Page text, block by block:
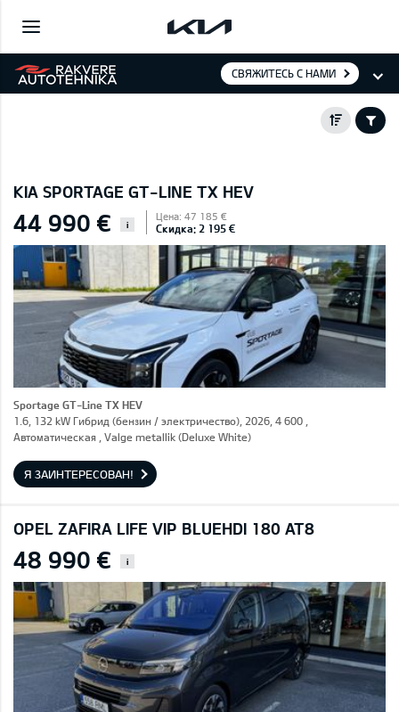
СВЯЖИТЕСЬ С НАМИ
KIA SPORTAGE GT-LINE TX HEV
44 990 € i
Цена: 47 185 €
Скидка: 2 195 €
Sportage GT-Line TX HEV
1.6, 132 kW Гибрид (бензин / электричество), 2026, 4 600 ,
Автоматическая , Valge metallik (Deluxe White)
Я ЗАИНТЕРЕСОВАН!
OPEL ZAFIRA LIFE VIP BLUEHDI 180 AT8
48 990 € i